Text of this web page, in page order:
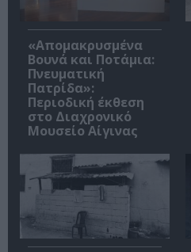
«Απομακρυσμένα
Βουνά και Ποτάμια:
Πνευματική
Πατρίδα»:
Περιοδική έκθεση
στο Διαχρονικό
Μουσείο Αίγινας